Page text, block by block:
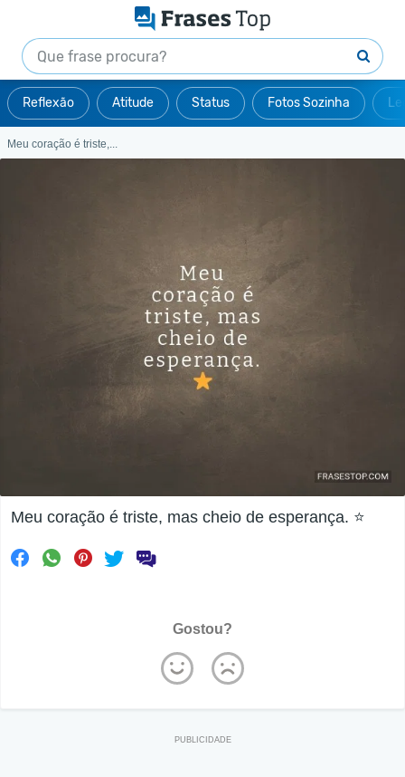
Reflexão Atitude Status Fotos Sozinha
Meu coração é triste,...
Meu coração é triste, mas cheio de esperança. ⭐
Gostou?